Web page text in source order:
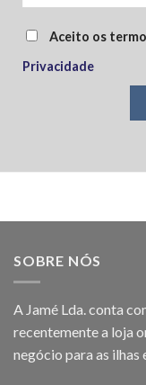
Aceito os
Privacidade
SOBRE NÓS
A Jamé Lda. conta
recentemente a loja
negócio para as